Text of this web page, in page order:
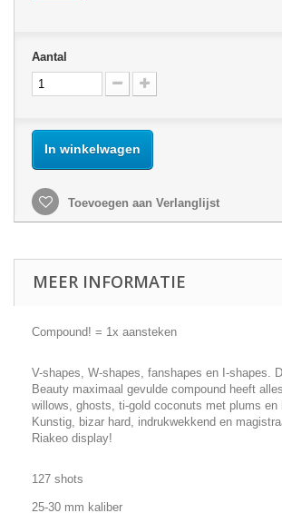
Aantal
In winkelwagen
Toevoegen aan Verlanglijst
MEER INFORMATIE
Compound! = 1x aansteken
V-shapes, W-shapes, fanshapes en I-shapes.
Beauty maximaal gevulde compound heeft
willows, ghosts, ti-gold coconuts met plums en
Kunstig, bizar hard, indrukwekkend en
Riakeo display!
127 shots
25-30 mm kaliber